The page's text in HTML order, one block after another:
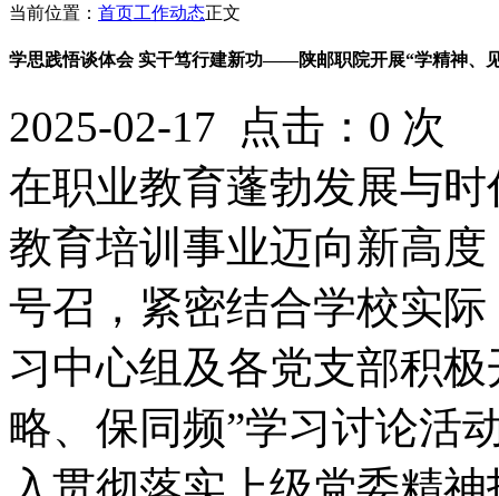
当前位置： 首页工作动态正文
学思践悟谈体会 实干笃行建新功——陕邮职院开展“学精神、
2025-02-17 点击： 0 次
在职业教育蓬勃发展与
教育培训事业迈向新高
号召，紧密结合学校实
习中心组及各党支部积
略、保同频”学习讨论活